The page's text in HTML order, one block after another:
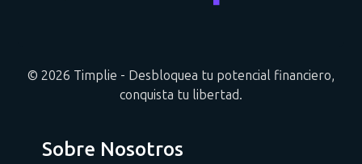
© 2026 Timplie - Desbloquea tu potencial financiero,
conquista tu libertad.
Sobre Nosotros